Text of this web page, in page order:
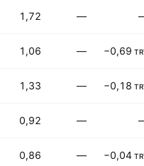
1,72 —
1,06 — −0,69
1,33 — −0,18
0,92 —
0,86 — −0,04